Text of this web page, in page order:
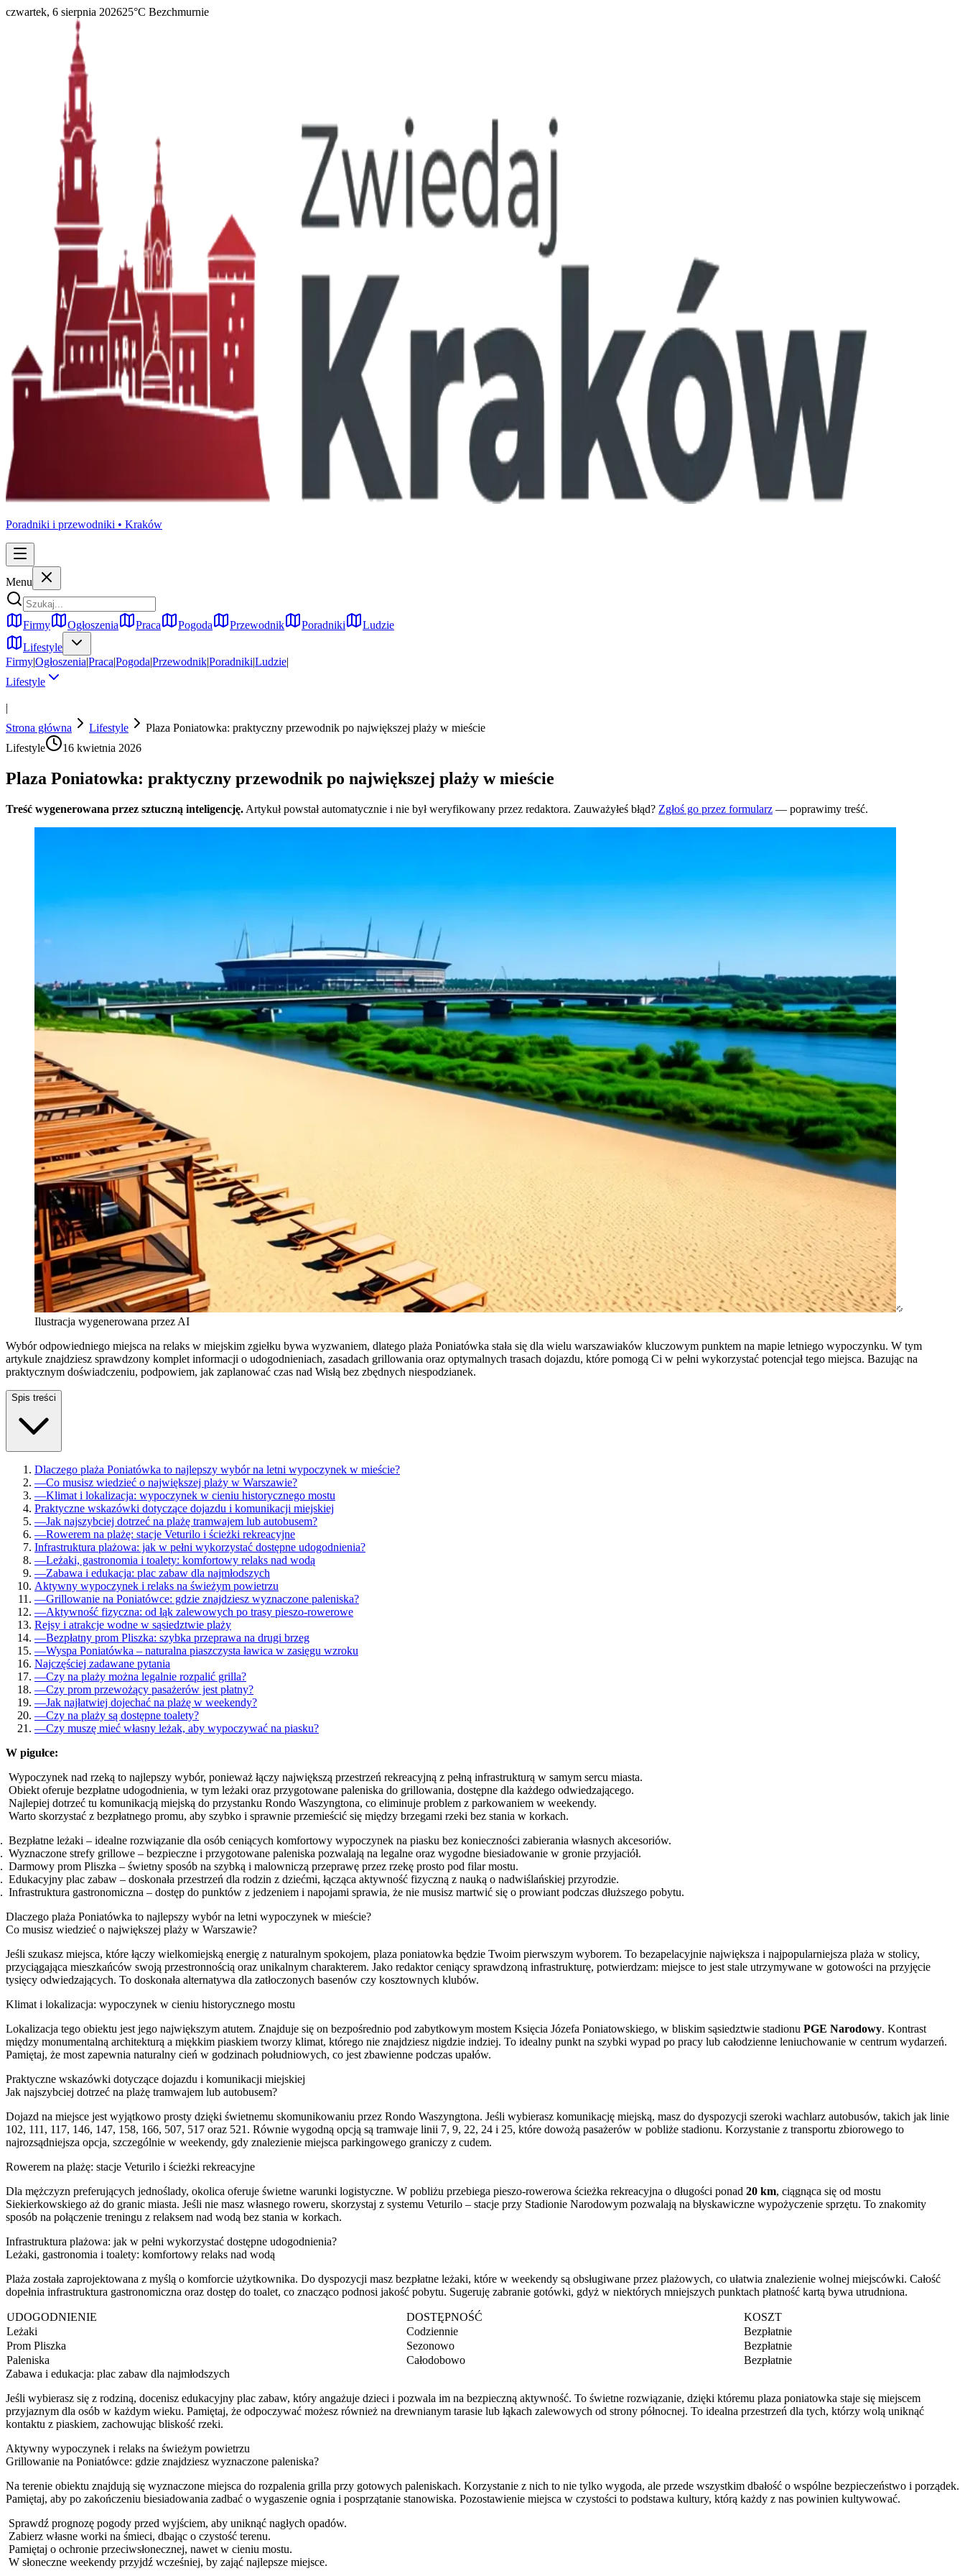
czwartek, 6 sierpnia 202625°C Bezchmurnie
Poradniki i przewodniki • Kraków
Menu
Firmy Ogłoszenia Praca Pogoda Przewodnik Poradniki
Ludzie
Lifestyle
Firmy|Ogłoszenia|Praca|Pogoda|Przewodnik|Poradniki|Ludzie|
Lifestyle
|
Strona główna
Lifestyle
Plaza Poniatowka: praktyczny przewodnik po największej plaży w mieście
Lifestyle
16 kwietnia 2026
Plaza Poniatowka: praktyczny przewodnik po największej plaży w mieście
Treść wygenerowana przez sztuczną inteligencję. Artykuł powstał automatycznie i nie był weryfikowany przez redaktora. Zauważyłeś błąd? Zgłoś go przez formularz — poprawimy treść.
Ilustracja wygenerowana przez AI
Wybór odpowiedniego miejsca na relaks w miejskim zgiełku bywa wyzwaniem, dlatego plaża Poniatówka stała się dla wielu warszawiaków kluczowym punktem na mapie letniego wypoczynku. W tym
artykule znajdziesz sprawdzony komplet informacji o udogodnieniach, zasadach grillowania oraz optymalnych trasach dojazdu, które pomogą Ci w pełni wykorzystać potencjał tego miejsca. Bazując na
praktycznym doświadczeniu, podpowiem, jak zaplanować czas nad Wisłą bez zbędnych niespodzianek.
Spis treści
Dlaczego plaża Poniatówka to najlepszy wybór na letni wypoczynek w mieście?
—Co musisz wiedzieć o największej plaży w Warszawie?
—Klimat i lokalizacja: wypoczynek w cieniu historycznego mostu
Praktyczne wskazówki dotyczące dojazdu i komunikacji miejskiej
—Jak najszybciej dotrzeć na plażę tramwajem lub autobusem?
—Rowerem na plażę: stacje Veturilo i ścieżki rekreacyjne
Infrastruktura plażowa: jak w pełni wykorzystać dostępne udogodnienia?
—Leżaki, gastronomia i toalety: komfortowy relaks nad wodą
—Zabawa i edukacja: plac zabaw dla najmłodszych
Aktywny wypoczynek i relaks na świeżym powietrzu
—Grillowanie na Poniatówce: gdzie znajdziesz wyznaczone paleniska?
—Aktywność fizyczna: od łąk zalewowych po trasy pieszo-rowerowe
Rejsy i atrakcje wodne w sąsiedztwie plaży
—Bezpłatny prom Pliszka: szybka przeprawa na drugi brzeg
—Wyspa Poniatówka – naturalna piaszczysta ławica w zasięgu wzroku
Najczęściej zadawane pytania
—Czy na plaży można legalnie rozpalić grilla?
—Czy prom przewożący pasażerów jest płatny?
—Jak najłatwiej dojechać na plażę w weekendy?
—Czy na plaży są dostępne toalety?
—Czy muszę mieć własny leżak, aby wypoczywać na piasku?
W pigułce:
Wypoczynek nad rzeką to najlepszy wybór, ponieważ łączy największą przestrzeń rekreacyjną z pełną infrastrukturą w samym sercu miasta.
Obiekt oferuje bezpłatne udogodnienia, w tym leżaki oraz przygotowane paleniska do grillowania, dostępne dla każdego odwiedzającego.
Najlepiej dotrzeć tu komunikacją miejską do przystanku Rondo Waszyngtona, co eliminuje problem z parkowaniem w weekendy.
Warto skorzystać z bezpłatnego promu, aby szybko i sprawnie przemieścić się między brzegami rzeki bez stania w korkach.
Bezpłatne leżaki – idealne rozwiązanie dla osób ceniących komfortowy wypoczynek na piasku bez konieczności zabierania własnych akcesoriów.
Wyznaczone strefy grillowe – bezpieczne i przygotowane paleniska pozwalają na legalne oraz wygodne biesiadowanie w gronie przyjaciół.
Darmowy prom Pliszka – świetny sposób na szybką i malowniczą przeprawę przez rzekę prosto pod filar mostu.
Edukacyjny plac zabaw – doskonała przestrzeń dla rodzin z dziećmi, łącząca aktywność fizyczną z nauką o nadwiślańskiej przyrodzie.
Infrastruktura gastronomiczna – dostęp do punktów z jedzeniem i napojami sprawia, że nie musisz martwić się o prowiant podczas dłuższego pobytu.
Dlaczego plaża Poniatówka to najlepszy wybór na letni wypoczynek w mieście?
Co musisz wiedzieć o największej plaży w Warszawie?
Jeśli szukasz miejsca, które łączy wielkomiejską energię z naturalnym spokojem, plaza poniatowka będzie Twoim pierwszym wyborem. To bezapelacyjnie największa i najpopularniejsza plaża w stolicy,
przyciągająca mieszkańców swoją przestronnością oraz unikalnym charakterem. Jako redaktor ceniący sprawdzoną infrastrukturę, potwierdzam: miejsce to jest stale utrzymywane w gotowości na przyjęcie
tysięcy odwiedzających. To doskonała alternatywa dla zatłoczonych basenów czy kosztownych klubów.
Klimat i lokalizacja: wypoczynek w cieniu historycznego mostu
Lokalizacja tego obiektu jest jego największym atutem. Znajduje się on bezpośrednio pod zabytkowym mostem Księcia Józefa Poniatowskiego, w bliskim sąsiedztwie stadionu PGE Narodowy. Kontrast
między monumentalną architekturą a miękkim piaskiem tworzy klimat, którego nie znajdziesz nigdzie indziej. To idealny punkt na szybki wypad po pracy lub całodzienne leniuchowanie w centrum wydarzeń.
Pamiętaj, że most zapewnia naturalny cień w godzinach południowych, co jest zbawienne podczas upałów.
Praktyczne wskazówki dotyczące dojazdu i komunikacji miejskiej
Jak najszybciej dotrzeć na plażę tramwajem lub autobusem?
Dojazd na miejsce jest wyjątkowo prosty dzięki świetnemu skomunikowaniu przez Rondo Waszyngtona. Jeśli wybierasz komunikację miejską, masz do dyspozycji szeroki wachlarz autobusów, takich jak linie
102, 111, 117, 146, 147, 158, 166, 507, 517 oraz 521. Równie wygodną opcją są tramwaje linii 7, 9, 22, 24 i 25, które dowożą pasażerów w pobliże stadionu. Korzystanie z transportu zbiorowego to
najrozsądniejsza opcja, szczególnie w weekendy, gdy znalezienie miejsca parkingowego graniczy z cudem.
Rowerem na plażę: stacje Veturilo i ścieżki rekreacyjne
Dla mężczyzn preferujących jednoślady, okolica oferuje świetne warunki logistyczne. W pobliżu przebiega pieszo-rowerowa ścieżka rekreacyjna o długości ponad 20 km, ciągnąca się od mostu
Siekierkowskiego aż do granic miasta. Jeśli nie masz własnego roweru, skorzystaj z systemu Veturilo – stacje przy Stadionie Narodowym pozwalają na błyskawiczne wypożyczenie sprzętu. To znakomity
sposób na połączenie treningu z relaksem nad wodą bez stania w korkach.
Infrastruktura plażowa: jak w pełni wykorzystać dostępne udogodnienia?
Leżaki, gastronomia i toalety: komfortowy relaks nad wodą
Plaża została zaprojektowana z myślą o komforcie użytkownika. Do dyspozycji masz bezpłatne leżaki, które w weekendy są obsługiwane przez plażowych, co ułatwia znalezienie wolnej miejscówki. Całość
dopełnia infrastruktura gastronomiczna oraz dostęp do toalet, co znacząco podnosi jakość pobytu. Sugeruję zabranie gotówki, gdyż w niektórych mniejszych punktach płatność kartą bywa utrudniona.
UDOGODNIENIE DOSTĘPNOŚĆ
KOSZT
Leżaki
Codziennie
Bezpłatnie
Prom Pliszka
Sezonowo
Bezpłatnie
Paleniska
Całodobowo
Bezpłatnie
Zabawa i edukacja: plac zabaw dla najmłodszych
Jeśli wybierasz się z rodziną, docenisz edukacyjny plac zabaw, który angażuje dzieci i pozwala im na bezpieczną aktywność. To świetne rozwiązanie, dzięki któremu plaza poniatowka staje się miejscem
przyjaznym dla osób w każdym wieku. Pamiętaj, że odpoczywać możesz również na drewnianym tarasie lub łąkach zalewowych od strony północnej. To idealna przestrzeń dla tych, którzy wolą uniknąć
kontaktu z piaskiem, zachowując bliskość rzeki.
Aktywny wypoczynek i relaks na świeżym powietrzu
Grillowanie na Poniatówce: gdzie znajdziesz wyznaczone paleniska?
Na terenie obiektu znajdują się wyznaczone miejsca do rozpalenia grilla przy gotowych paleniskach. Korzystanie z nich to nie tylko wygoda, ale przede wszystkim dbałość o wspólne bezpieczeństwo i porządek.
Pamiętaj, aby po zakończeniu biesiadowania zadbać o wygaszenie ognia i posprzątanie stanowiska. Pozostawienie miejsca w czystości to podstawa kultury, którą każdy z nas powinien kultywować.
Sprawdź prognozę pogody przed wyjściem, aby uniknąć nagłych opadów.
Zabierz własne worki na śmieci, dbając o czystość terenu.
Pamiętaj o ochronie przeciwsłonecznej, nawet w cieniu mostu.
W słoneczne weekendy przyjdź wcześniej, by zająć najlepsze miejsce.